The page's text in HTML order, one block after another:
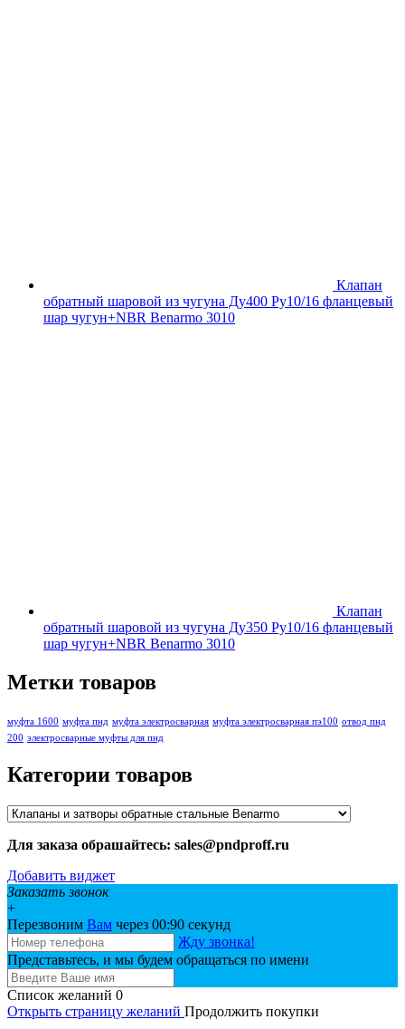
Клапан
обратный шаровой из чугуна Ду400 Ру10/16 фланцевый
шар чугун+NBR Benarmo 3010
Клапан
обратный шаровой из чугуна Ду350 Ру10/16 фланцевый
шар чугун+NBR Benarmo 3010
Метки товаров
муфта 1600 муфта пнд муфта электросварная муфта электросварная пэ100 отвод пнд
200 электросварные муфты для пнд
Категории товаров
Для заказа обрашайтесь: sales@pndproff.ru
Добавить виджет
Заказать звонок
+
Перезвоним Вам через 00:90 секунд
Жду звонка!
Представьтесь, и мы будем обращаться по имени
Список желаний 0
Открыть страницу желаний Продолжить покупки